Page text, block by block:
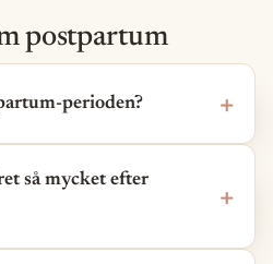
postpartum
perioden?
så mycket efter